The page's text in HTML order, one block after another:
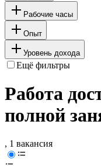
Рабочие часы
Опыт
Уровень дохода
Ещё фильтры
Работа
полной
, 1 вакансия